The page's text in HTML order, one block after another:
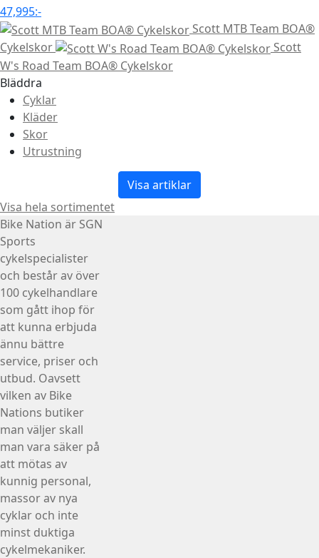
47,995:-
Scott MTB Team BOA®
Cykelskor
Scott
W's Road Team BOA® Cykelskor
Bläddra
Cyklar
Kläder
Skor
Utrustning
Visa artiklar
Visa hela sortimentet
Bike Nation är SGN
Sports
cykelspecialister
och består av över
100 cykelhandlare
som gått ihop för
att kunna erbjuda
ännu bättre
service, priser och
utbud. Oavsett
vilken av Bike
Nations butiker
man väljer skall
man vara säker på
att mötas av
kunnig personal,
massor av nya
cyklar och inte
minst duktiga
cykelmekaniker.